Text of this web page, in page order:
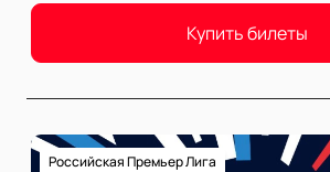
Купить билеты
Российская Премьер Лига